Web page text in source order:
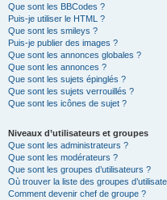
Que sont les BBCodes ?
Puis-je utiliser le HTML ?
Que sont les smileys ?
Puis-je publier des images ?
Que sont les annonces globales ?
Que sont les annonces ?
Que sont les sujets épinglés ?
Que sont les sujets verrouillés ?
Que sont les icônes de sujet ?
Niveaux d’utilisateurs et groupes
Que sont les administrateurs ?
Que sont les modérateurs ?
Que sont les groupes d’utilisateurs ?
Où trouver la liste des groupes
Comment devenir chef de groupe ?